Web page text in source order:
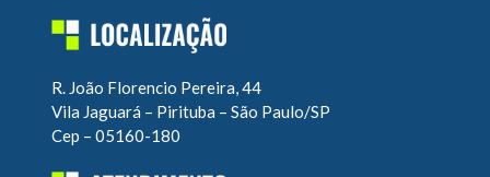
R. João Florencio Pereira, 44
Vila Jaguará – Pirituba – São Paulo/SP
Cep – 05160-180